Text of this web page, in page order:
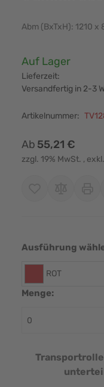
Abm (BxTxH): 1210 x
Verfügbarkeit:
Auf Lager
Lieferzeit:
Versandfertig in 2-3
Artikelnummer:
Ab 55,21 €
zzgl. 19% MwSt. , exkl.
Ausführung
ROT
Menge: